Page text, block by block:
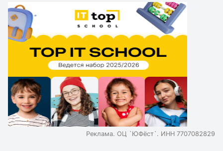
Реклама. ОЦ `ЮФёст`. ИНН 7707082829